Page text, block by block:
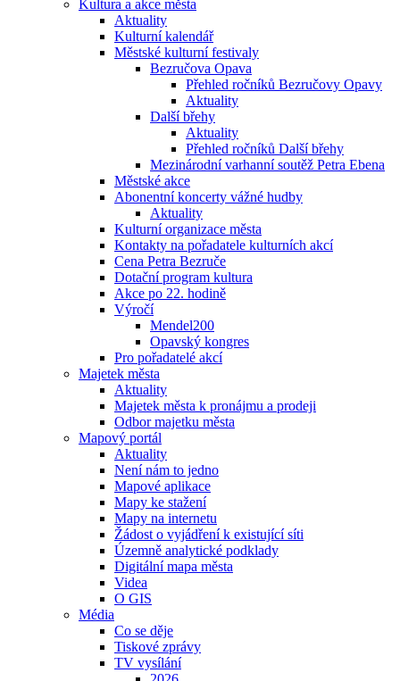
Kultura a akce města
Aktuality
Kulturní kalendář
Městské kulturní festivaly
Bezručova Opava
Přehled ročníků Bezručovy Opavy
Aktuality
Další břehy
Aktuality
Přehled ročníků Další břehy
Mezinárodní varhanní soutěž Petra Ebena
Městské akce
Abonentní koncerty vážné hudby
Aktuality
Kulturní organizace města
Kontakty na pořadatele kulturních akcí
Cena Petra Bezruče
Dotační program kultura
Akce po 22. hodině
Výročí
Mendel200
Opavský kongres
Pro pořadatelé akcí
Majetek města
Aktuality
Majetek města k pronájmu a prodeji
Odbor majetku města
Mapový portál
Aktuality
Není nám to jedno
Mapové aplikace
Mapy ke stažení
Mapy na internetu
Žádost o vyjádření k existující síti
Územně analytické podklady
Digitální mapa města
Videa
O GIS
Média
Co se děje
Tiskové zprávy
TV vysílání